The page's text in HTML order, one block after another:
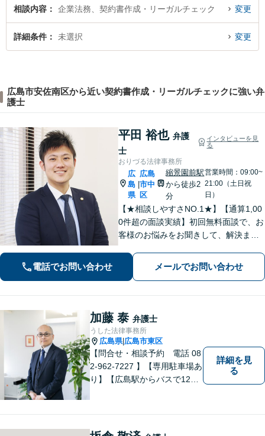
相談内容 企業法務、契約書作成・リーガルチェック 変更
詳細条件 未選択 変更
広島市安佐南区から近い契約書作成・リーガルチェックに強い弁
護士
平田 裕也 弁護
士
インタビューを見
る
おりづる法律事務所
広
島
県
|
広島
市中
区
縮景園前駅
から徒歩2
分
営業時間：09:00~
21:00（土日祝
日）
【★相談しやすさNO.1★】【通算1,00
0件超の面談実績】初回無料面談で、お
客様のお悩みをお聞きして、解決まで
婚問題」「私選刑事事件」「自己破
産」「相続」問題を得意としていま
電話でお問い合わせ メールでお問い合わせ
加藤 泰 弁護士
うした法律事務所
広島県| 広島市東区
【問合せ・相談予約 電話 08
2-962-7227 】【専用駐車場あ
り】【広島駅からバスで12
もお気軽に上記電話番号まで
お電話ください。
詳細を見
る